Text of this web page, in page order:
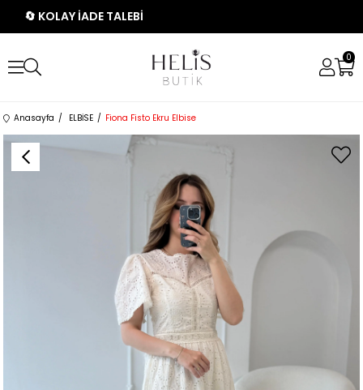
🔄 KOLAY İADE TALEBİ
0
Anasayfa ELBİSE Fiona Fisto Ekru Elbise